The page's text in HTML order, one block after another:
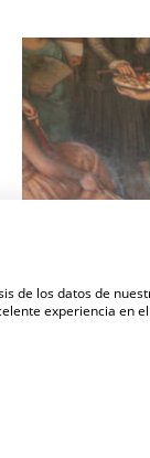
de los datos de
experiencia en